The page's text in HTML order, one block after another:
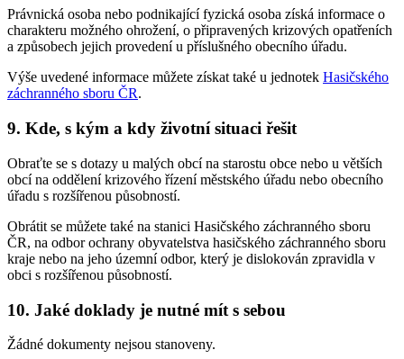
Právnická osoba nebo podnikající fyzická osoba získá informace o
charakteru možného ohrožení, o připravených krizových opatřeních
a způsobech jejich provedení u příslušného obecního úřadu.
Výše uvedené informace můžete získat také u jednotek Hasičského
záchranného sboru ČR.
9. Kde, s kým a kdy životní situaci řešit
Obraťte se s dotazy u malých obcí na starostu obce nebo u větších
obcí na oddělení krizového řízení městského úřadu nebo obecního
úřadu s rozšířenou působností.
Obrátit se můžete také na stanici Hasičského záchranného sboru
ČR, na odbor ochrany obyvatelstva hasičského záchranného sboru
kraje nebo na jeho územní odbor, který je dislokován zpravidla v
obci s rozšířenou působností.
10. Jaké doklady je nutné mít s sebou
Žádné dokumenty nejsou stanoveny.